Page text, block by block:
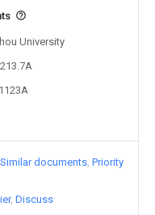
University
Similar documents Priority
Discuss